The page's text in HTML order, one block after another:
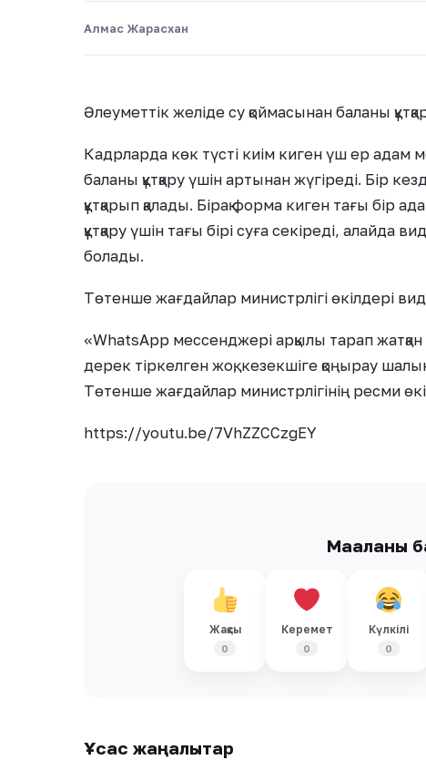
Алмас Жарасхан
Әлеуметтік желіде су қоймасынан баланы
Кадрларда көк түсті киім киген үш ер адам
баланы құтқару үшін артынан жүгіреді. Бір
құтқарып қалады. Бірақ форма киген тағы бір
құтқару үшін тағы бірі суға секіреді,
болады.
Төтенше жағдайлар министрлігі өкілдері
«WhatsApp мессенджері арқылы тарап
дерек тіркелген жоқ, кезекшіге қоңырау
Төтенше жағдайлар министрлігінің ресми
https://youtu.be/7VhZZCCzgEY
Мақаланы
Жақсы
0
Керемет
0
Күлкілі
0
Ұқсас жаңалықтар